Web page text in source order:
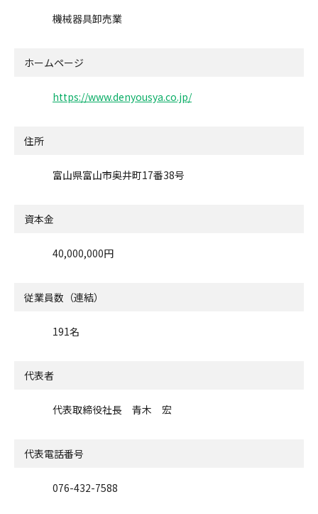
機械器具卸売業
ホームページ
https://www.denyousya.co.jp/
住所
富山県富山市奥井町17番38号
資本金
40,000,000円
従業員数（連結）
191名
代表者
代表取締役社長 青木 宏
代表電話番号
076-432-7588